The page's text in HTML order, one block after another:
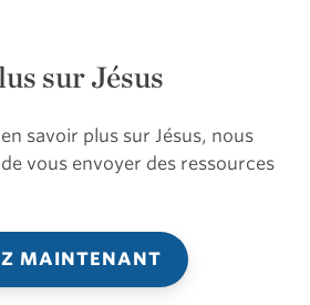
sur Jésus
savoir plus sur Jésus, nous
vous envoyer des ressources
MAINTENANT